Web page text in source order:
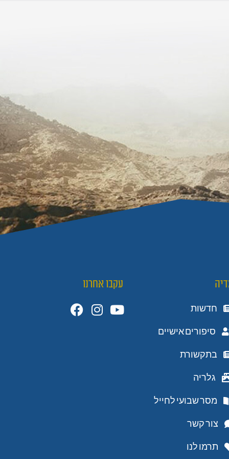
חדשות
סיפורים אישיים
בתקשורת
גלריה
מסר שבועי לחייל
צור קשר
תרמו לנו
עקבו אחרנו